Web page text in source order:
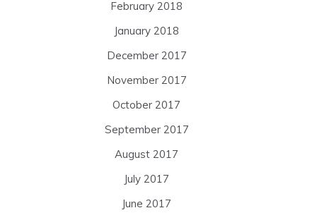
February 2018
January 2018
December 2017
November 2017
October 2017
September 2017
August 2017
July 2017
June 2017